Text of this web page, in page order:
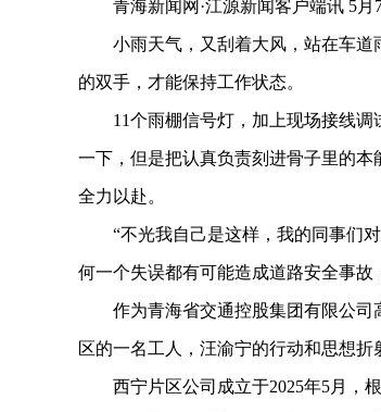
青海新闻网·江源新闻客户端讯 5月7
小雨天气，又刮着大风，站在车道
的双手，才能保持工作状态。
11个雨棚信号灯，加上现场接线调
一下，但是把认真负责刻进骨子里的
全力以赴。
“不光我自己是这样，我的同事们对
何一个失误都有可能造成道路安全事故
作为青海省交通控股集团有限公司
区的一名工人，汪渝宁的行动和思想折
西宁片区公司成立于2025年5月，根